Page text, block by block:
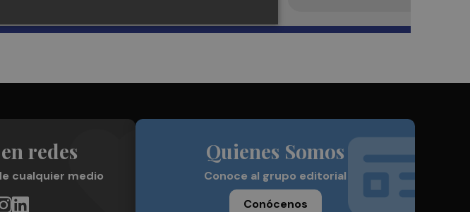
redes
cualquier medio
Quienes Somos
Conoce al grupo editorial
Conócenos